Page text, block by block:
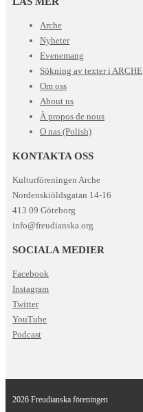
Arche
Nyheter
Evenemang
Sökning av texter i ARCHE
Om oss
About us
À propos de nous
O nas (Polish)
KONTAKTA OSS
Kulturföreningen Arche
Nordenskiöldsgatan 14-16
413 09 Göteborg
info@freudianska.org
SOCIALA MEDIER
Facebook
Instagram
Twitter
YouTube
Podcast
2026 Freudianska föreningen